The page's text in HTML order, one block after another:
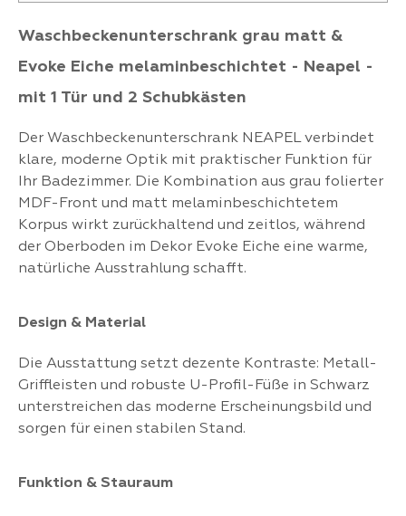
Waschbeckenunterschrank grau matt &
Evoke Eiche melaminbeschichtet - Neapel -
mit 1 Tür und 2 Schubkästen
Der Waschbeckenunterschrank NEAPEL verbindet
klare, moderne Optik mit praktischer Funktion für
Ihr Badezimmer. Die Kombination aus grau folierter
MDF-Front und matt melaminbeschichtetem
Korpus wirkt zurückhaltend und zeitlos, während
der Oberboden im Dekor Evoke Eiche eine warme,
natürliche Ausstrahlung schafft.
Design & Material
Die Ausstattung setzt dezente Kontraste: Metall-
Griffleisten und robuste U-Profil-Füße in Schwarz
unterstreichen das moderne Erscheinungsbild und
sorgen für einen stabilen Stand.
Funktion & Stauraum